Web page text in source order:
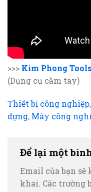
>>> Kim Phong Tools
(Dụng cụ cầm tay)
Thiết bị công nghiệp,
dựng, Máy công
Để lại một
Email của bạn
khai. Các trường